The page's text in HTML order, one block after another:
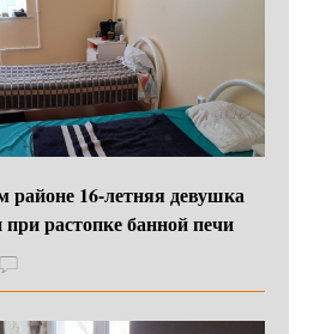
16‑летняя девушка
растопке банной печи